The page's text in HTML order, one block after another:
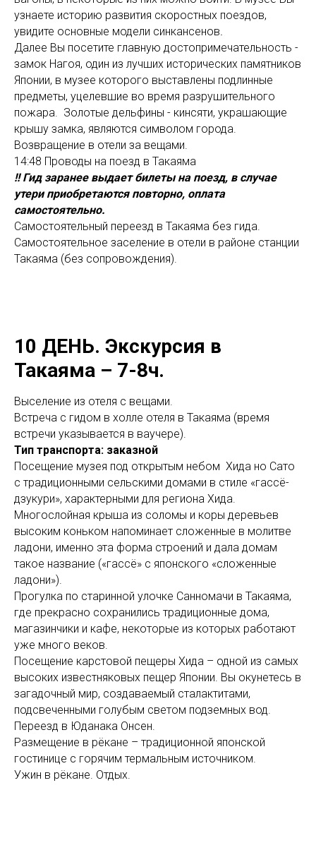
узнаете историю развития скоростных поездов,
увидите основные модели синкансенов.
Далее Вы посетите главную достопримечательность -
замок Нагоя, один из лучших исторических памятников
Японии, в музее которого выставлены подлинные
предметы, уцелевшие во время разрушительного
пожара. Золотые дельфины - кинсяти, украшающие
крышу замка, являются символом города.
Возвращение в отели за вещами.
14:48 Проводы на поезд в Такаяма
!! Гид заранее выдает билеты на поезд, в случае
утери приобретаются повторно, оплата
самостоятельно.
Самостоятельный переезд в Такаяма без гида.
Самостоятельное заселение в отели в районе станции
Такаяма (без сопровождения).
10 ДЕНЬ. Экскурсия в
Такаяма – 7-8ч.
Выселение из отеля с вещами.
Встреча с гидом в холле отеля в Такаяма (время
встречи указывается в ваучере).
Тип транспорта: заказной
Посещение музея под открытым небом Хида но Сато
с традиционными сельскими домами в стиле «гассё-
дзукури», характерными для региона Хида.
Многослойная крыша из соломы и коры деревьев
высоким коньком напоминает сложенные в молитве
ладони, именно эта форма строений и дала домам
такое название («гассё» с японского «сложенные
ладони»).
Прогулка по старинной улочке Санномачи в Такаяма,
где прекрасно сохранились традиционные дома,
магазинчики и кафе, некоторые из которых работают
уже много веков.
Посещение карстовой пещеры Хида – одной из самых
высоких известняковых пещер Японии. Вы окунетесь в
загадочный мир, создаваемый сталактитами,
подсвеченными голубым светом подземных вод.
Переезд в Юданака Онсен.
Размещение в рёкане – традиционной японской
гостинице с горячим термальным источником.
Ужин в рёкане. Отдых.